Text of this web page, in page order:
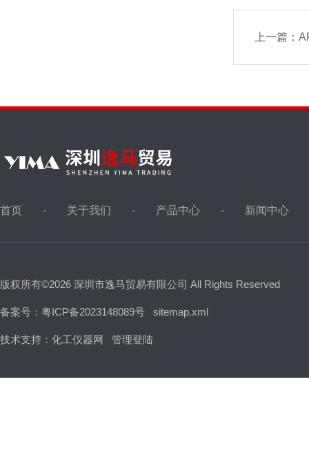
上一篇：
首页 关于我们 产品中心 新闻中心
版权所有©2026 深圳市逸马贸易有限公司 All Rights Reserved
备案号：粤ICP备2023148089号 sitemap.xml
技术支持： 化工仪器网 管理登陆